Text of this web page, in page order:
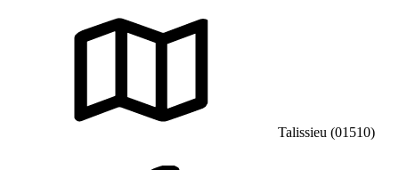
Talissieu (01510)